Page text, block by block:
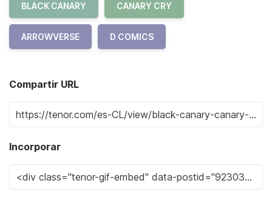
BLACK CANARY CANARY CRY
ARROWVERSE D COMICS
Compartir URL
Incorporar